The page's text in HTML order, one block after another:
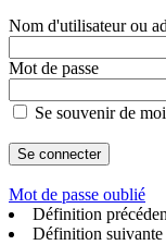
Nom d'utilisateur ou
Mot de passe
Se souvenir de moi
Mot de passe oublié
Définition
Définition suivante